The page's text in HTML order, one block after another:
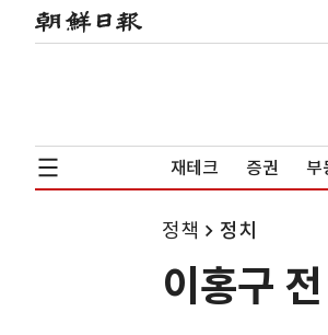
재테크 증권 부
정책 정치
이홍구